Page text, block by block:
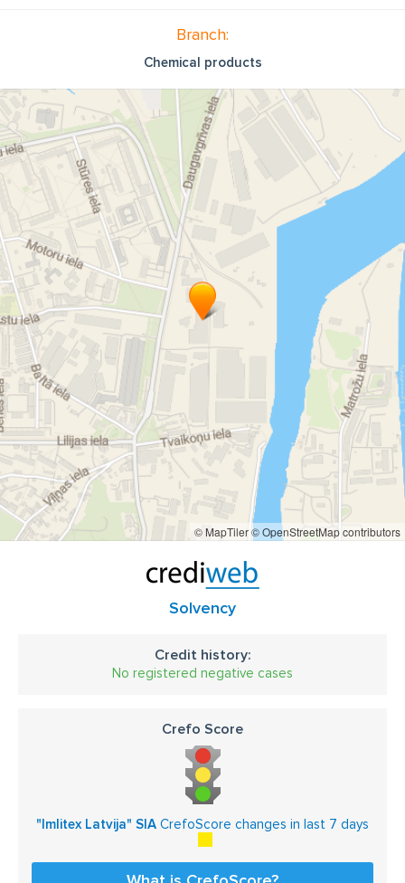
Branch:
Chemical products
© MapTiler© OpenStreetMap contributors
Solvency
Credit history:
No registered negative cases
Crefo Score
"Imlitex Latvija" SIA CrefoScore changes in last 7 days